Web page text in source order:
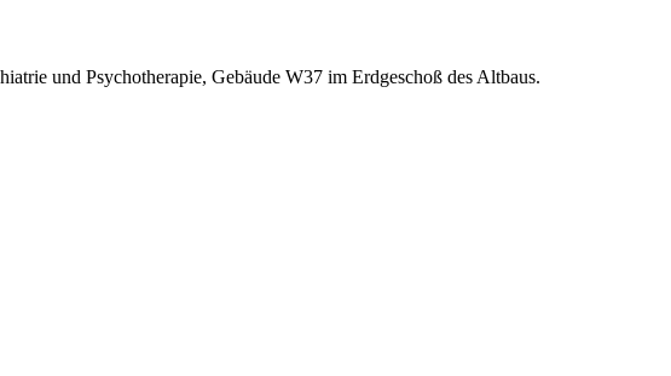
und Psychotherapie, Gebäude W37 im Erdgeschoß des Altbaus.